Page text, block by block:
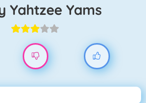
Yahtzee Yams